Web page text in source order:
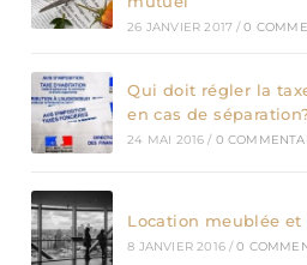
26 JANVIER 2017 / 0
Qui doit régler la
en cas de
24 MAI 2016 / 0
Location meublée et
8 JANVIER 2016 / 0